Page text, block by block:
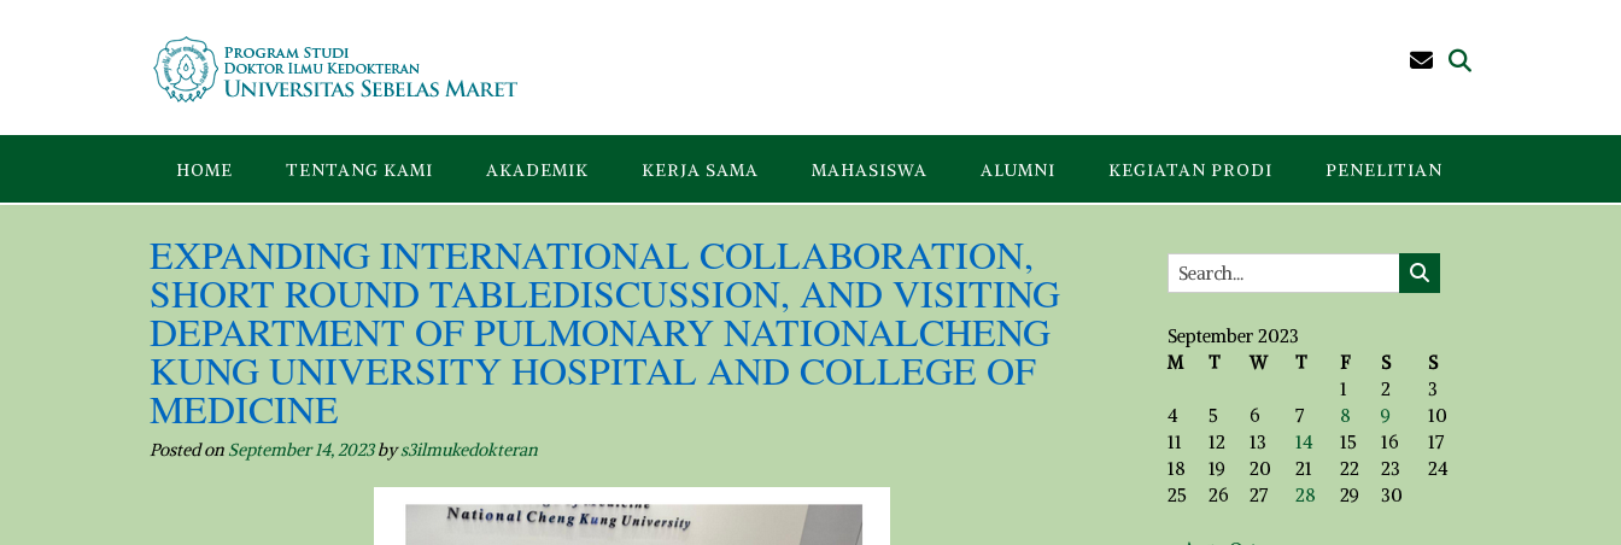
HOME TENTANG KAMI AKADEMIK KERJA SAMA MAHASISWA ALUMNI KEGIATAN PRODI PENELITIAN
EXPANDING INTERNATIONAL COLLABORATION,
SHORT ROUND TABLEDISCUSSION, AND VISITING
DEPARTMENT OF PULMONARY NATIONALCHENG
KUNG UNIVERSITY HOSPITAL AND COLLEGE OF
MEDICINE
Posted on September 14, 2023bys3ilmukedokteran
September 2023
M
T W T F S
S
1
2
3
4
5 6 7 8 9
10
11
12 13 14 15 16
17
18
19 20 21 22 23
24
25
26 27 28 29 30